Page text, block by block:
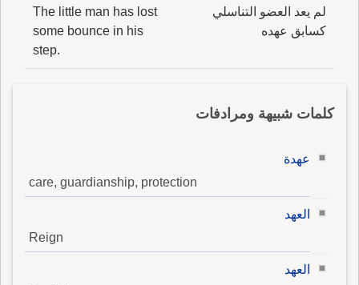
لم يعد العضو التناسلي
كسابق عهده
The little man has lost
some bounce in his
step.
كلمات شبيهة ومرادفات
عهدة
care, guardianship, protection
العهد
Reign
العهد